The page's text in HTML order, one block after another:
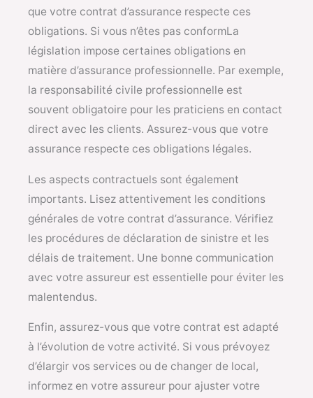
que votre contrat d’assurance respecte ces
obligations. Si vous n’êtes pas conformLa
législation impose certaines obligations en
matière d’assurance professionnelle. Par exemple,
la responsabilité civile professionnelle est
souvent obligatoire pour les praticiens en contact
direct avec les clients. Assurez-vous que votre
assurance respecte ces obligations légales.
Les aspects contractuels sont également
importants. Lisez attentivement les conditions
générales de votre contrat d’assurance. Vérifiez
les procédures de déclaration de sinistre et les
délais de traitement. Une bonne communication
avec votre assureur est essentielle pour éviter les
malentendus.
Enfin, assurez-vous que votre contrat est adapté
à l’évolution de votre activité. Si vous prévoyez
d’élargir vos services ou de changer de local,
informez en votre assureur pour ajuster votre